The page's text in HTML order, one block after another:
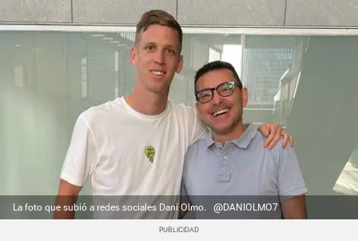
La foto que subió a redes sociales Dani Olmo. @DANIOLMO7